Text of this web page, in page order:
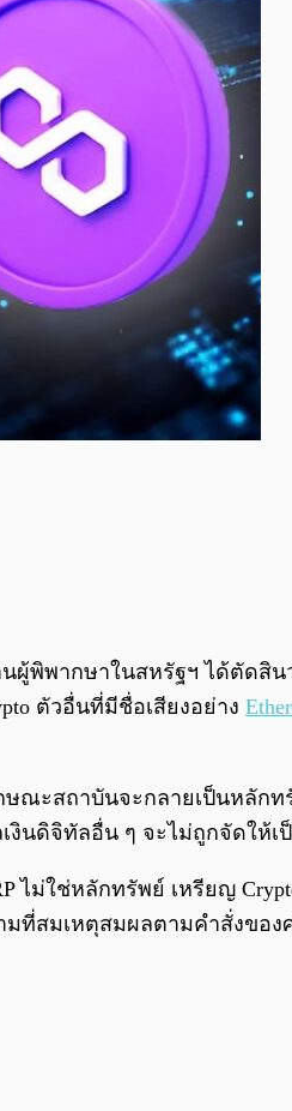
นผู้พิพากษาในสหรัฐฯ ได้ตัดสิน
ตัวอื่นที่มีชื่อเสียงอย่าง
ษณะสถาบันจะกลายเป็นหลั
นดิจิทัลอื่น ๆ จะไม่ถูกจัดให้เ
ไม่ใช่หลักทรัพย์ เหรียญ
ที่สมเหตุสมผลตามคำสั่งของ